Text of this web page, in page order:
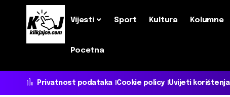
Vijesti Sport Kultura Kolumne
Pocetna
Privatnost podataka Cookie policy Uvijeti korištenja